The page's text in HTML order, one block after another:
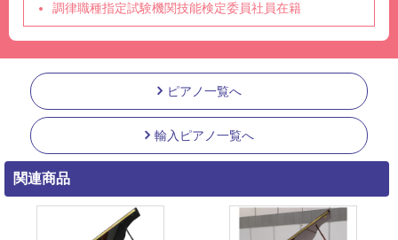
調律職種指定試験機関技能検定委員社員在籍
ピアノ一覧へ
輸入ピアノ一覧へ
関連商品